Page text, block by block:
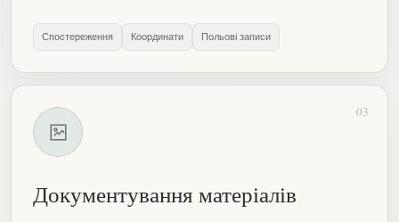
Спостереження Координати Польові записи
03
Документування матеріалів